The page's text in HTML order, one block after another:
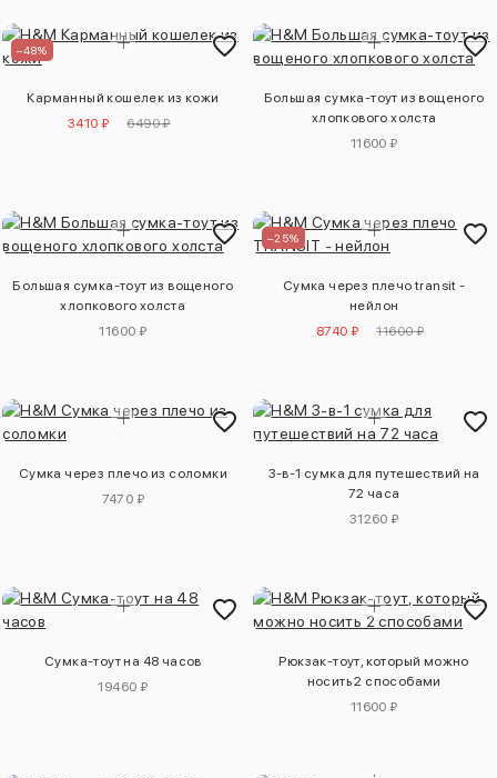
–48%
Карманный кошелек из кожи
3410 ₽
6490 ₽
Большая сумка-тоут из вощеного
хлопкового холста
11600 ₽
Большая сумка-тоут из вощеного
хлопкового холста
11600 ₽
–25%
Сумка через плечо transit -
нейлон
8740 ₽
11600 ₽
Сумка через плечо из соломки
7470 ₽
3-в-1 сумка для путешествий на
72 часа
31260 ₽
Сумка-тоут на 48 часов
19460 ₽
Рюкзак-тоут, который можно
носить 2 способами
11600 ₽